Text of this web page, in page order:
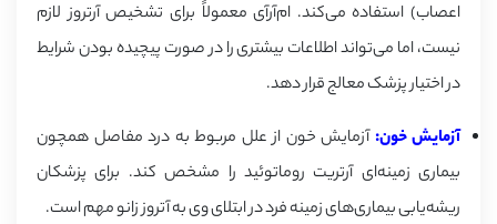
اعصاب) استفاده می‌کند. ام‌آر‌آی معمولاً برای تشخیص آرتروز لازم
نیست، اما می‌تواند اطلاعات بیشتری را در صورت پیچیده بودن شرایط
در اختیار پزشک معالج قرار دهد.
آزمایش خون:آزمایش خون از علل مربوط به درد مفاصل همچون
بیماری زمینه‌ای آرتریت روماتوئید را مشخص کند. برای پزشکان
ریشه‌یابی بیماری‌های زمینه فرد در ابتلای وی به آتروز زانو مهم است.